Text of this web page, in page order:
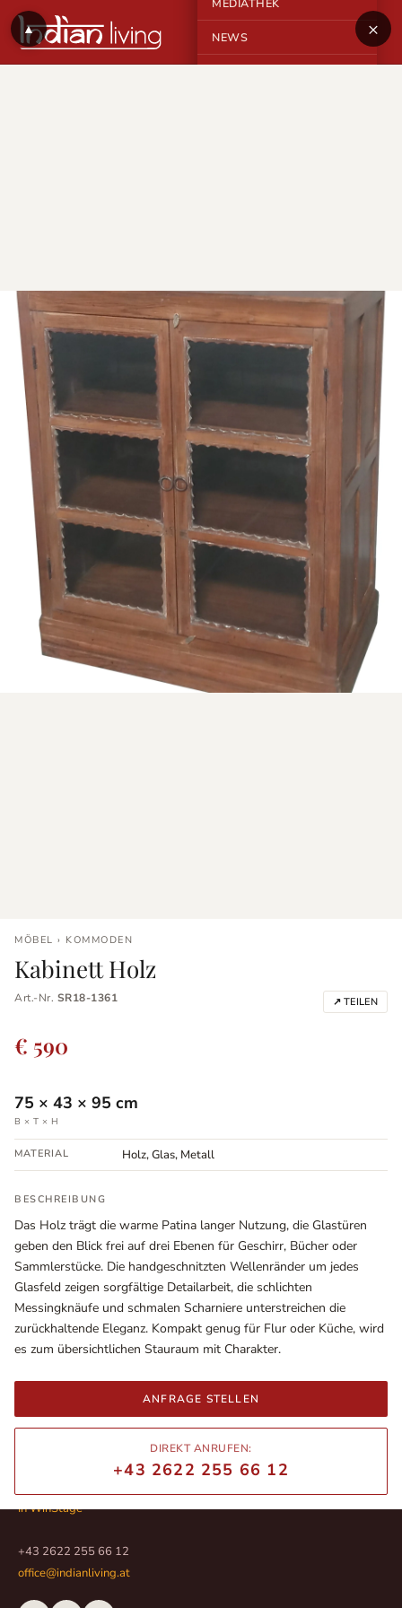
MEDIATHEK
NEWS ×
▲
MÖBEL › KOMMODEN
Kabinett Holz
Art.-Nr. SR18-1361 ↗ TEILEN
€ 590
75 × 43 × 95 cm
B × T × H
MATERIAL Holz, Glas, Metall
BESCHREIBUNG
Das Holz trägt die warme Patina langer Nutzung, die Glastüren
geben den Blick frei auf drei Ebenen für Geschirr, Bücher oder
Sammlerstücke. Die handgeschnitzten Wellenränder um jedes
Glasfeld zeigen sorgfältige Detailarbeit, die schlichten
Messingknäufe und schmalen Scharniere unterstreichen die
zurückhaltende Eleganz. Kompakt genug für Flur oder Küche, wird
es zum übersichtlichen Stauraum mit Charakter.
ANFRAGE STELLEN
DIREKT ANRUFEN:
+43 2622 255 66 12
Wiener Straße – Werkstraße 111
In WinStage
+43 2622 255 66 12
office@indianliving.at